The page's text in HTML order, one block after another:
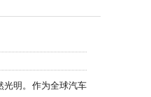
光明。作为全球汽车